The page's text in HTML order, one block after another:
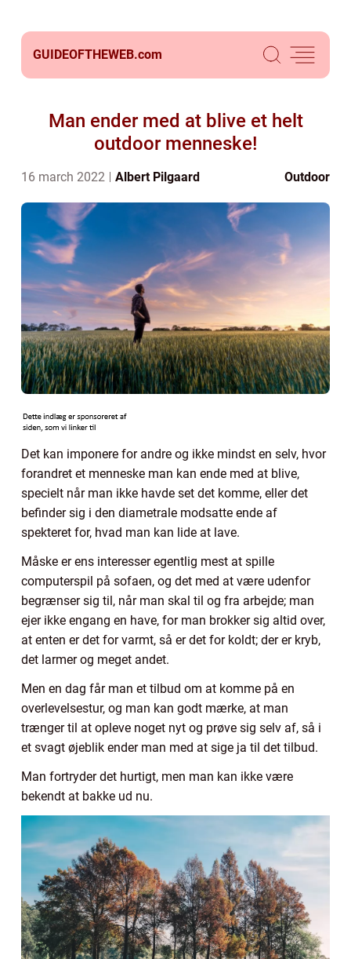
GUIDEOFTHEWEB.com
Man ender med at blive et helt
outdoor menneske!
16 march 2022 Albert Pilgaard Outdoor
Det kan imponere for andre og ikke mindst en selv, hvor
forandret et menneske man kan ende med at blive,
specielt når man ikke havde set det komme, eller det
befinder sig i den diametrale modsatte ende af
spekteret for, hvad man kan lide at lave.
Måske er ens interesser egentlig mest at spille
computerspil på sofaen, og det med at være udenfor
begrænser sig til, når man skal til og fra arbejde; man
ejer ikke engang en have, for man brokker sig altid over,
at enten er det for varmt, så er det for koldt; der er kryb,
det larmer og meget andet.
Men en dag får man et tilbud om at komme på en
overlevelsestur, og man kan godt mærke, at man
trænger til at opleve noget nyt og prøve sig selv af, så i
et svagt øjeblik ender man med at sige ja til det tilbud.
Man fortryder det hurtigt, men man kan ikke være
bekendt at bakke ud nu.